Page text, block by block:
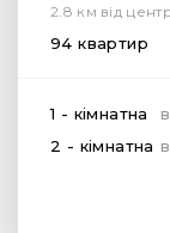
2.8 км від
94 квартир
1 - кімнатна
2 - кімнатна